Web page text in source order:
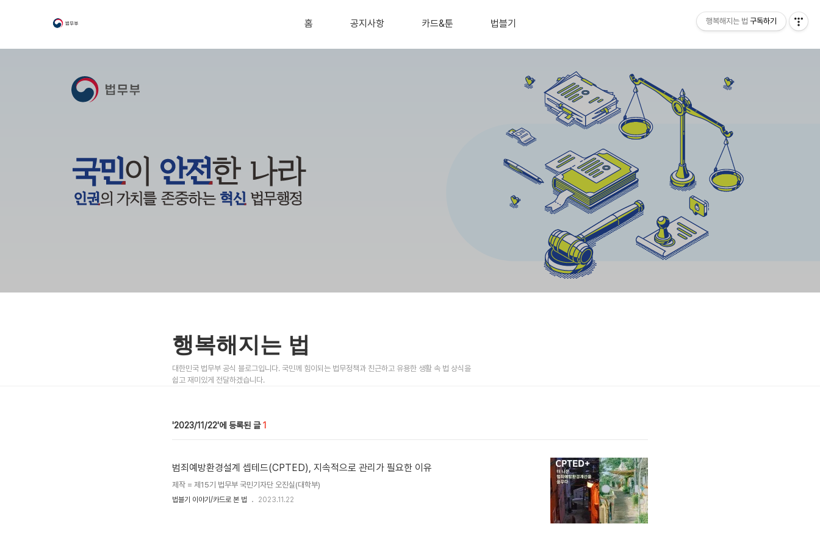
행복해지는 법
대한민국 법무부 공식 블로그입니다. 국민께 힘이되는 법무정책과 친근하고 유용한 생활 속 법 상식을
쉽고 재미있게 전달하겠습니다.
홈 공지사항 카드&툰 법블기
2023/11/22 1
범죄예방환경설계 셉테드(CPTED), 지속적으로 관리가 필요한 이유
제작 = 제15기 법무부 국민기자단 오진실(대학부)
법블기 이야기/카드로 본 법 2023.11.22
행복해지는 법 구독하기